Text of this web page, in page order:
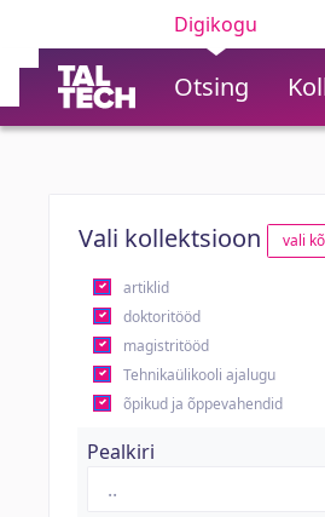
Digikogu
Otsing
Vali kollektsioon vali
artiklid
doktoritööd
magistritööd
Tehnikaülikooli ajalugu
õpikud ja õppevahendid
Pealkiri